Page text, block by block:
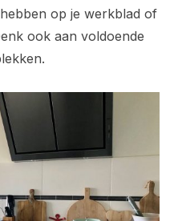
op je werkblad of
ook aan voldoende